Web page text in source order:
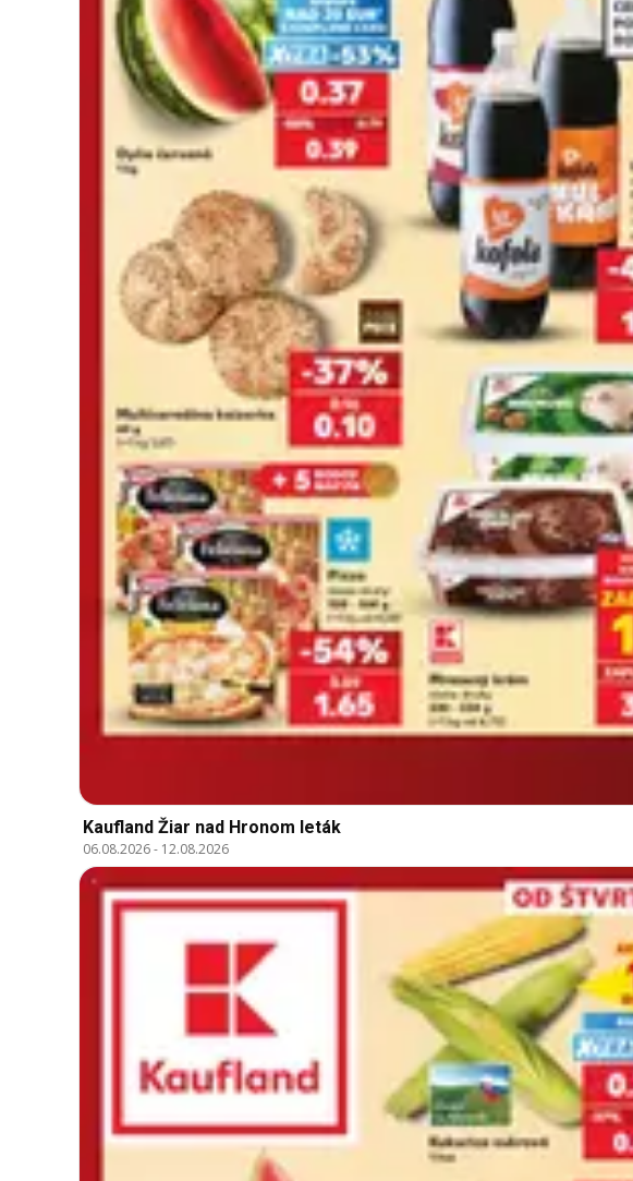
Kaufland Žiar nad Hronom leták
06.08.2026- 12.08.2026